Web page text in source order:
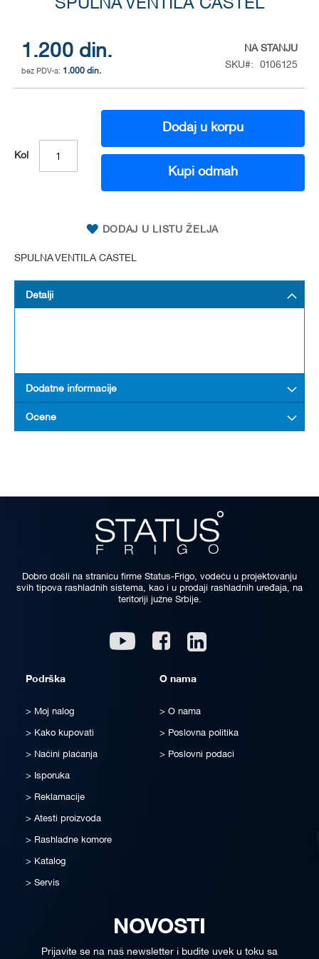
SPULNA VENTILA CASTEL
1.200 din.
1.000 din.
NA STANJU
SKU
0106125
Kol
Dodaj u korpu
Kupi odmah
DODAJ U LISTU ŽELJA
SPULNA VENTILA CASTEL
of
the
images
gallery
Detalji
Dodatne informacije
Ocene
Dobro došli na stranicu firme Status-Frigo, vodeću u projektovanju
svih tipova rashladnih sistema, kao i u prodaji rashladnih uređaja, na
teritoriji južne Srbije.
Youtube Facebook
Podrška
Moj nalog
Kako kupovati
Načini plaćanja
Isporuka
Reklamacije
Atesti proizvoda
Rashladne komore
Katalog
Servis
O nama
O nama
Poslovna politika
Poslovni podaci
NOVOSTI
Prijavite se na naš newsletter i budite uvek u toku sa